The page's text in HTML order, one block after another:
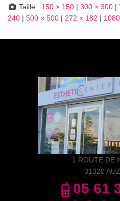
Taille : 150 × 150 | 300 × 300 |
240 | 500 × 500 | 272 × 182 |
1 ROUTE DE
31320
05 61